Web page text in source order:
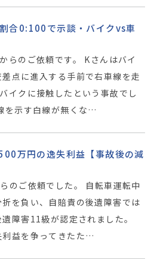
合0:100で示談・バイクvs車
らのご依頼です。 Kさんはバイ
点に進入する手前で右車線を走
イクに接触したという事故でし
を示す白線が無くな…
万円の逸失利益【事故後の減
のご依頼でした。 自転車運転中
を負い、自賠責の後遺障害では
障害11級が認定されました。
利益を争ってきたた…